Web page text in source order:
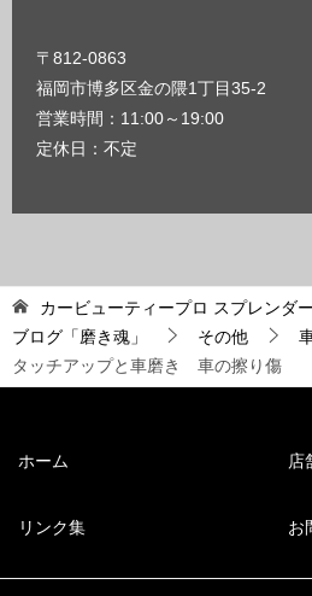
〒812-0863
福岡市博多区金の隈1丁目35-2
営業時間：11:00～19:00
定休日：不定
カービューティープロ スプレンダー
ブログ「磨き魂」
その他
タッチアップと車磨き 車の擦り傷
ホーム 店
リンク集 お